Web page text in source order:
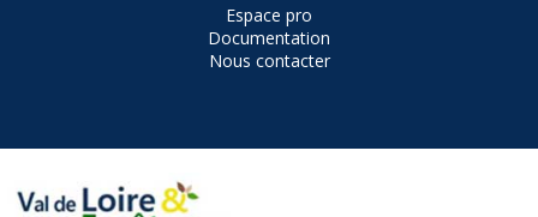
Espace pro
Documentation
Nous contacter